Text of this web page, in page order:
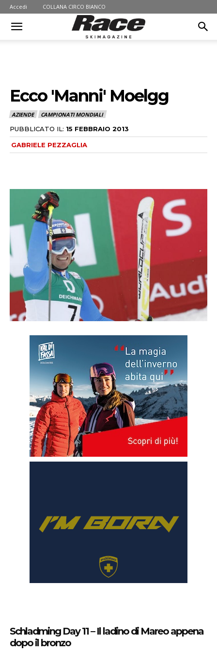
Accedi COLLANA CIRCO BIANCO
Ecco 'Manni' Moelgg
AZIENDE CAMPIONATI MONDIALI
PUBBLICATO IL: 15 FEBBRAIO 2013
GABRIELE PEZZAGLIA
Schladming Day 11 – Il ladino di Mareo appena
dopo il bronzo